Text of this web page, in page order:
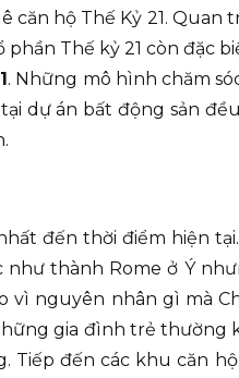
hộ Thế Kỷ 21. Quan
Thế kỷ 21 còn đặc
. Những mô hình chăm
dự án bất động sản
đến thời điểm hiện
thành Rome ở Ý
nguyên nhân gì mà
gia đình trẻ thường
đến các khu căn